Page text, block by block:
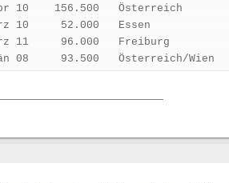
10 156.500 Österreich
10 52.000 Essen
11 96.000 Freiburg
08 93.500 Österreich/Wien